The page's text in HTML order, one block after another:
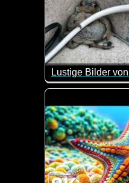
Die Texte sind